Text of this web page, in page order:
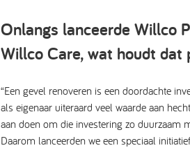
Onlangs lanceerde Willco
Willco Care, wat houdt dat
“Een gevel renoveren is een doordachte
als eigenaar uiteraard veel waarde aan
aan doen om die investering zo duurzaam
Daarom lanceerden we een speciaal